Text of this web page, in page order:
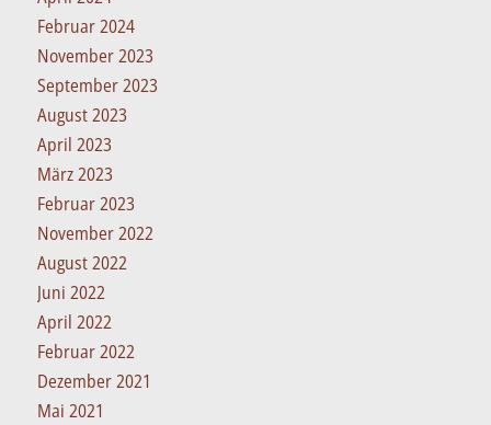
Februar 2024
November 2023
September 2023
August 2023
April 2023
März 2023
Februar 2023
November 2022
August 2022
Juni 2022
April 2022
Februar 2022
Dezember 2021
Mai 2021